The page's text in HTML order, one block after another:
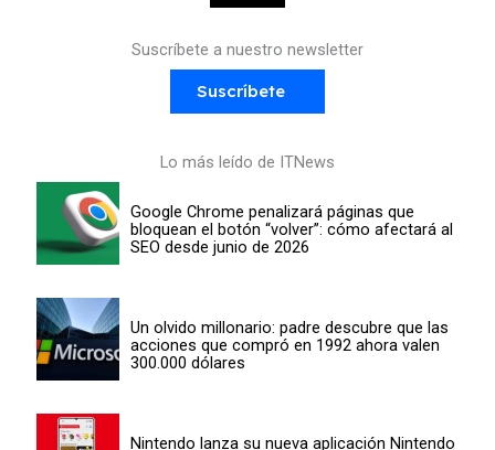
Suscríbete a nuestro newsletter
Suscríbete
Lo más leído de ITNews
Google Chrome penalizará páginas que
bloquean el botón “volver”: cómo afectará al
SEO desde junio de 2026
Un olvido millonario: padre descubre que las
acciones que compró en 1992 ahora valen
300.000 dólares
Nintendo lanza su nueva aplicación Nintendo